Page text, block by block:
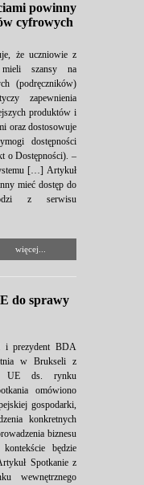
powinny
cyfrowych
że uczniowie z
mieli szansy na
(podręczników)
zapewnienia
produktów i
oraz dostosowuje
dostępności
o Dostępności). –
[…] Artykuł
mieć dostęp do
z serwisu
więcej...
do sprawy
i prezydent BDA
w Brukseli z
UE ds. rynku
omówiono
gospodarki,
konkretnych
biznesu
będzie
Spotkanie z
wewnętrznego